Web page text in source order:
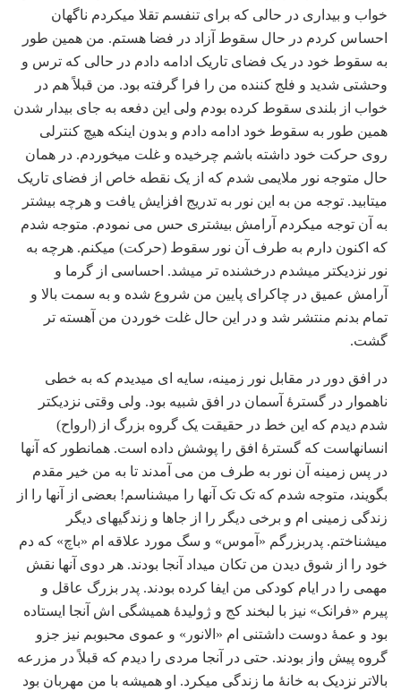
خواب و بیداری در حالی که برای تنفسم تقلا می‏کردم ناگهان
احساس کردم در حال سقوط آزاد در فضا هستم. من همین طور
به سقوط خود در یک فضای تاریک ادامه دادم در حالی که ترس و
وحشتی شدید و فلج کننده من را فرا گرفته بود. من قبلاً هم در
خواب از بلندی سقوط کرده بودم ولی این دفعه به جای بیدار شدن
همین طور به سقوط خود ادامه دادم و بدون اینکه هیچ کنترلی
روی حرکت خود داشته باشم چرخیده و غلت می‏خوردم. در همان
حال متوجه نور ملایمی شدم که از یک نقطه خاص از فضای تاریک
می‏تابید. توجه من به این نور به تدریج افزایش یافت و هرچه بیشتر
به آن توجه می‏کردم آرامش بیشتری حس می‏ نمودم. متوجه شدم
که اکنون دارم به طرف آن نور سقوط (حرکت) می‏کنم. هرچه به
نور نزدیک‏تر می‏شدم درخشنده تر می‏شد. احساسی از گرما و
آرامش عمیق در چاکرای پایین من شروع شده و به سمت بالا و
تمام بدنم منتشر شد و در این حال غلت خوردن من آهسته تر
گشت.
در افق دور در مقابل نور زمینه، سایه‏ ای می‏دیدم که به خطی
ناهموار در گسترۀ آسمان در افق شبیه بود. ولی وقتی نزدیک‏تر
شدم دیدم که این خط در حقیقت یک گروه بزرگ از (ارواح)
انسانهاست که گسترۀ افق را پوشش داده‏ است. همانطور که آنها
در پس زمینه آن نور به طرف من می ‏آمدند تا به من خیر مقدم
بگویند، متوجه شدم که تک تک آن‏ها را می‏شناسم! بعضی از آنها را از
زندگی زمینی‏ ام و برخی دیگر را از جاها و زندگی‏های دیگر
می‏شناختم. پدربزرگم «آموس» و سگ مورد علاقه‏ ام «باچ» که دم
خود را از شوق دیدن من تکان می‏داد آنجا بودند. هر دوی آن‏ها نقش
مهمی را در ایام کودکی من ایفا کرده بودند. پدر بزرگ عاقل و
پیرم «فرانک» نیز با لبخند کج و ژولیدۀ همیشگی‏ اش آنجا ایستاده
بود و عمۀ دوست داشتنی‏ ام «الانور» و عموی محبوبم نیز جزو
گروه پیش واز بودند. حتی در آنجا مردی را دیدم که قبلاً در مزرعه
بالاتر نزدیک به خانۀ ما زندگی می‏کرد. او همیشه با من مهربان بود